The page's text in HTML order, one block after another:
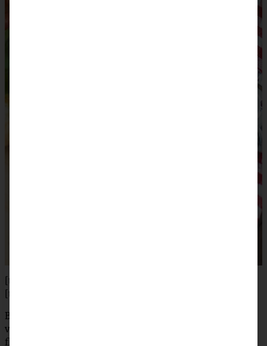
[tabs]
[tab title=”Zubereitung”]
Backofen auf 220 °C (200 °C Umluft) vorheizen. Den
vorbereiteten Hefeteig auf einer bemehlten Arbeitsfläche
flach ausrollen. Mit Schmand bestreichen. Mozzarella